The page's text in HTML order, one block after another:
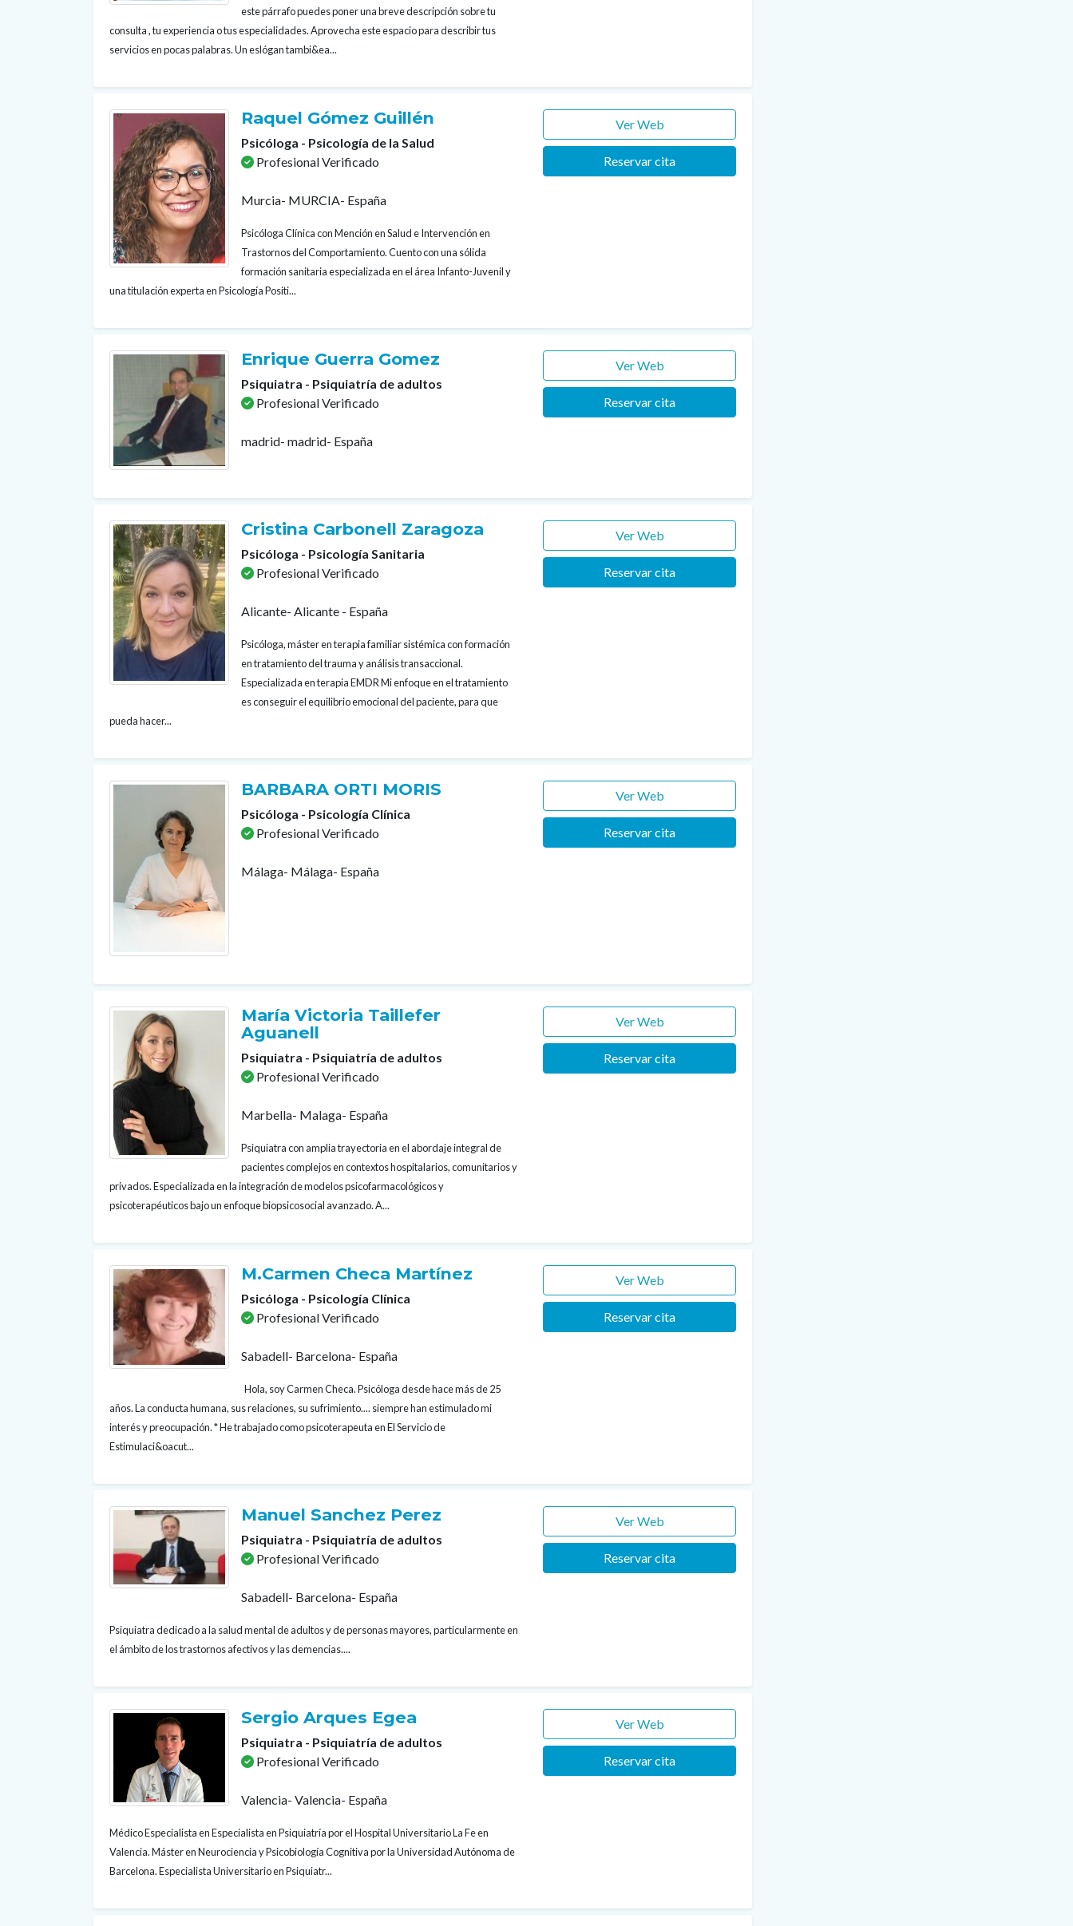
este párrafo puedes poner una breve descripción sobre tu
consulta , tu experiencia o tus especialidades. Aprovecha este espacio para describir tus
servicios en pocas palabras. Un eslógan tambi&ea...
Raquel Gómez Guillén
Psicóloga - Psicología de la Salud
Profesional Verificado
Murcia- MURCIA- España
Psicóloga Clínica con Mención en Salud e Intervención en
Trastornos del Comportamiento. Cuento con una sólida
formación sanitaria especializada en el área Infanto-Juvenil y
una titulación experta en Psicología Positi...
Ver Web
Reservar cita
Enrique Guerra Gomez
Psiquiatra - Psiquiatría de adultos
Profesional Verificado
madrid- madrid- España
Ver Web
Reservar cita
Cristina Carbonell Zaragoza
Psicóloga - Psicología Sanitaria
Profesional Verificado
Alicante- Alicante - España
Psicóloga, máster en terapia familiar sistémica con formación
en tratamiento del trauma y análisis transaccional.
Especializada en terapia EMDR Mi enfoque en el tratamiento
es conseguir el equilibrio emocional del paciente, para que
pueda hacer...
Ver Web
Reservar cita
BARBARA ORTI MORIS
Psicóloga - Psicología Clínica
Profesional Verificado
Málaga- Málaga- España
Ver Web
Reservar cita
María Victoria Taillefer
Aguanell
Psiquiatra - Psiquiatría de adultos
Profesional Verificado
Marbella- Malaga- España
Psiquiatra con amplia trayectoria en el abordaje integral de
pacientes complejos en contextos hospitalarios, comunitarios y
privados. Especializada en la integración de modelos psicofarmacológicos y
psicoterapéuticos bajo un enfoque biopsicosocial avanzado. A...
Ver Web
Reservar cita
M.Carmen Checa Martínez
Psicóloga - Psicología Clínica
Profesional Verificado
Sabadell- Barcelona- España
Hola, soy Carmen Checa. Psicóloga desde hace más de 25
años. La conducta humana, sus relaciones, su sufrimiento.... siempre han estimulado mi
interés y preocupación. * He trabajado como psicoterapeuta en El Servicio de
Estimulaci&oacut...
Ver Web
Reservar cita
Manuel Sanchez Perez
Psiquiatra - Psiquiatría de adultos
Profesional Verificado
Sabadell- Barcelona- España
Psiquiatra dedicado a la salud mental de adultos y de personas mayores, particularmente en
el ámbito de los trastornos afectivos y las demencias....
Ver Web
Reservar cita
Sergio Arques Egea
Psiquiatra - Psiquiatría de adultos
Profesional Verificado
Valencia- Valencia- España
Médico Especialista en Especialista en Psiquiatría por el Hospital Universitario La Fe en
Valencia. Máster en Neurociencia y Psicobiología Cognitiva por la Universidad Autónoma de
Barcelona. Especialista Universitario en Psiquiatr...
Ver Web
Reservar cita